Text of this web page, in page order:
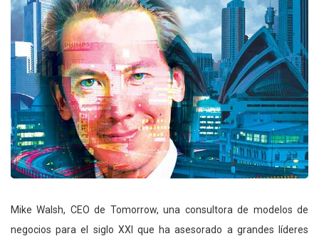
Mike Walsh, CEO de Tomorrow, una consultora de modelos de
negocios para el siglo XXI que ha asesorado a grandes líderes